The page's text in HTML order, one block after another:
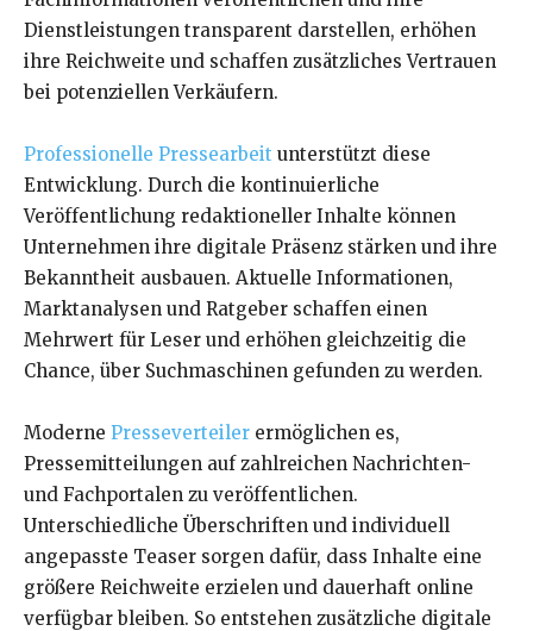
Dienstleistungen transparent darstellen, erhöhen
ihre Reichweite und schaffen zusätzliches Vertrauen
bei potenziellen Verkäufern.
Professionelle Pressearbeit unterstützt diese
Entwicklung. Durch die kontinuierliche
Veröffentlichung redaktioneller Inhalte können
Unternehmen ihre digitale Präsenz stärken und ihre
Bekanntheit ausbauen. Aktuelle Informationen,
Marktanalysen und Ratgeber schaffen einen
Mehrwert für Leser und erhöhen gleichzeitig die
Chance, über Suchmaschinen gefunden zu werden.
Moderne Presseverteiler ermöglichen es,
Pressemitteilungen auf zahlreichen Nachrichten-
und Fachportalen zu veröffentlichen.
Unterschiedliche Überschriften und individuell
angepasste Teaser sorgen dafür, dass Inhalte eine
größere Reichweite erzielen und dauerhaft online
verfügbar bleiben. So entstehen zusätzliche digitale